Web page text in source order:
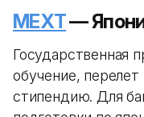
MEXT—
Государственная
обучение,
стипендию. Для